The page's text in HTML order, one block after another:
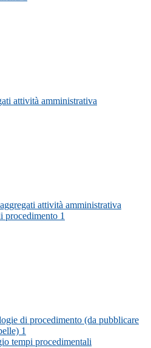
attività amministrativa
attività amministrativa
procedimento 1
di procedimento (da pubblicare
1
tempi procedimentali